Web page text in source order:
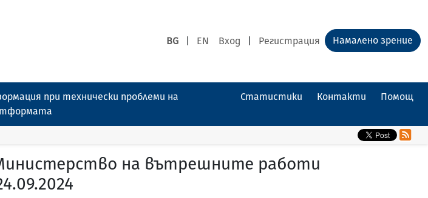
BG EN Вход Регистрация Намалено зрение
при технически проблеми на
Статистики Контакти Помощ
на вътрешните работи